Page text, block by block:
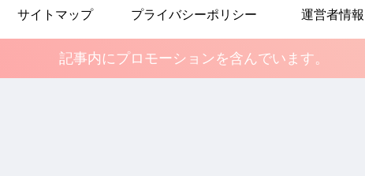
サイトマップ プライバシーポリシー 運営者情報
記事内にプロモーションを含んでいます。